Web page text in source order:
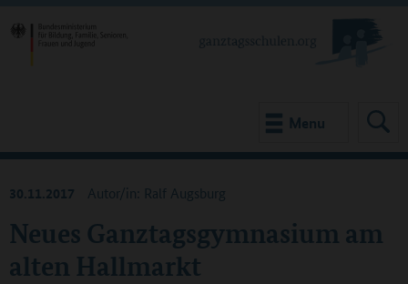
Menu
Neues Ganztagsgymnasium am
alten Hallmarkt
30.11.2017 Autor/in: Ralf Augsburg